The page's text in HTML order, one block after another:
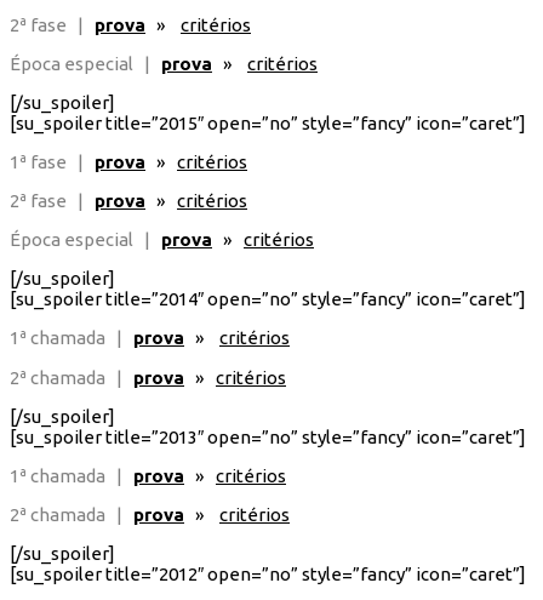
2ª fase |
prova » critérios
Época especial |
prova » critérios
[/su_spoiler]
[su_spoiler title=”2015″ open=”no” style=”fancy” icon=”caret”]
1ª fase |
prova » critérios
2ª fase |
prova » critérios
Época especial |
prova » critérios
[/su_spoiler]
[su_spoiler title=”2014″ open=”no” style=”fancy” icon=”caret”]
1ª chamada |
prova » critérios
2ª chamada |
prova » critérios
[/su_spoiler]
[su_spoiler title=”2013″ open=”no” style=”fancy” icon=”caret”]
1ª chamada |
prova » critérios
2ª chamada |
prova » critérios
[/su_spoiler]
[su_spoiler title=”2012″ open=”no” style=”fancy” icon=”caret”]